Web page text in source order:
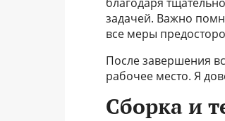
задачей. Важно
все меры
После завершения
рабочее место. Я
Сборка и